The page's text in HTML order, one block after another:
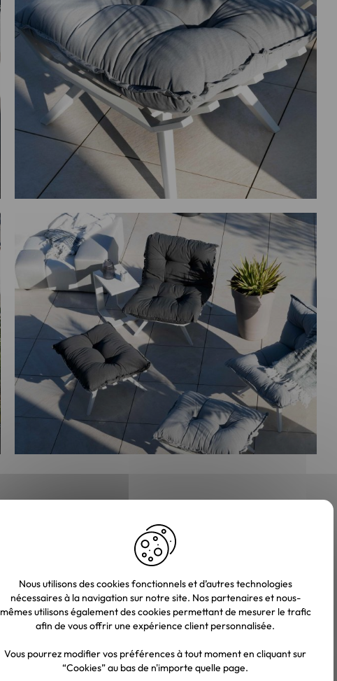
Nous utilisons des cookies fonctionnels et d’autres technologies
nécessaires à la navigation sur notre site. Nos partenaires et nous-
mêmes utilisons également des cookies permettant de mesurer le trafic
afin de vous offrir une expérience client personnalisée.
Vous pourrez modifier vos préférences à tout moment en cliquant sur
“Cookies” au bas de n'importe quelle page.